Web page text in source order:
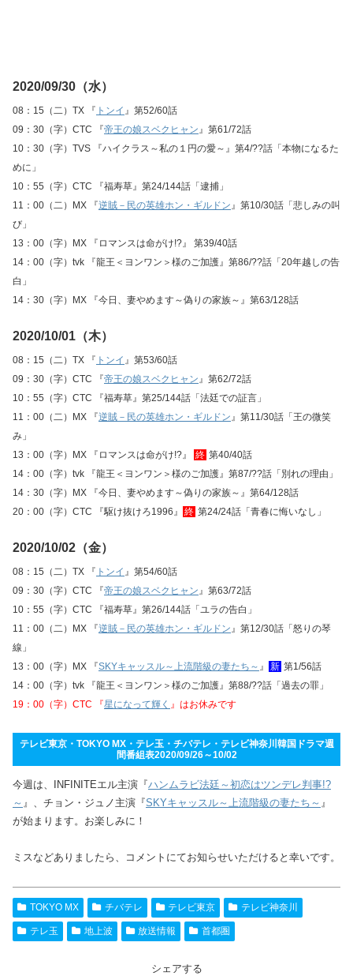
2020/09/30（水）
08：15（二）TX 『 トンイ 』第52/60話
09：30（字）CTC 『帝王の娘スベクヒャン』第61/72話
10：30（字）TVS 『ハイクラス～私の１円の愛～』第4/??話「本物になるた
めに」
10：55（字）CTC 『福寿草』第24/144話「逮捕」
11：00（二）MX 『逆賊－民の英雄ホン・ギルドン』第10/30話「悲しみの叫
び」
13：00（字）MX 『ロマンスは命がけ!?』 第39/40話
14：00（字）tvk 『龍王＜ヨンワン＞様のご加護』第86/??話「20年越しの告
白」
14：30（字）MX 『今日、妻やめます～偽りの家族～』第63/128話
2020/10/01（木）
08：15（二）TX 『 トンイ 』第53/60話
09：30（字）CTC 『帝王の娘スベクヒャン』第62/72話
10：55（字）CTC 『福寿草』第25/144話「法廷での証言」
11：00（二）MX 『逆賊－民の英雄ホン・ギルドン』第11/30話「王の微笑
み」
13：00（字）MX 『ロマンスは命がけ!?』
終 第40/40話
14：00（字）tvk 『龍王＜ヨンワン＞様のご加護』第87/??話「別れの理由」
14：30（字）MX 『今日、妻やめます～偽りの家族～』第64/128話
20：00（字）CTC 『駆け抜けろ1996』
終 第24/24話「青春に悔いなし」
2020/10/02（金）
08：15（二）TX 『 トンイ 』第54/60話
09：30（字）CTC 『帝王の娘スベクヒャン』第63/72話
10：55（字）CTC 『福寿草』第26/144話「ユラの告白」
11：00（二）MX 『逆賊－民の英雄ホン・ギルドン』第12/30話「怒りの琴
線」
13：00（字）MX 『SKYキャッスル～上流階級の妻たち～ 』 新 第1/56話
14：00（字）tvk 『龍王＜ヨンワン＞様のご加護』第88/??話「過去の罪」
19：00（字）CTC 『星になって輝く 』はお休みです
テレビ東京・TOKYO MX・テレ玉・チバテレ・テレビ神奈川韓国ドラマ週
間番組表2020/09/26～10/02
今週は、INFINITEエル主演『ハンムラビ法廷～初恋はツンデレ判事!?
～ 』、チョン・ジュノ主演『SKYキャッスル～上流階級の妻たち～ 』
が始まります。お楽しみに！
ミスなどありましたら、コメントにてお知らせいただけると幸いです。
TOKYO MX チバテレ テレビ東京 テレビ神奈川
テレ玉 地上波 放送情報 首都圏
シェアする